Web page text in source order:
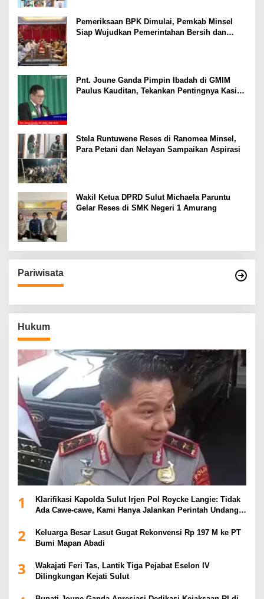
Pemeriksaan BPK Dimulai, Pemkab Minsel
Siap Wujudkan Pemerintahan Bersih dan
Pnt. Joune Ganda Pimpin Ibadah di GMIM
Paulus Kauditan, Tekankan Pentingnya Kasih
Stela Runtuwene Reses di Ranomea Minsel,
Para Petani dan Nelayan Sampaikan Aspirasi
Wakil Ketua DPRD Sulut Michaela Paruntu
Gelar Reses di SMK Negeri 1 Amurang
Pariwisata
Hukum
1
Klarifikasi Kapolda Sulut Irjen Pol Roycke Langie: Tidak
Ada Cawe-cawe, Kami Hanya Jalankan Perintah Undang-
2
Keluarga Besar Lasut Gugat Rekonvensi Rp 197 M ke PT
Bumi Mapan Abadi
3
Wakajati Feri Tas, Lantik Tiga Pejabat Eselon IV
Dilingkungan Kejati Sulut